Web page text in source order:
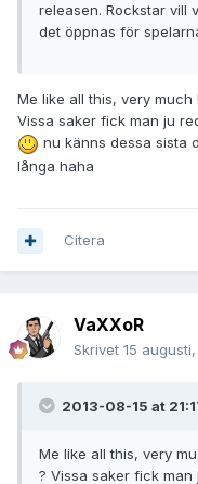
releasen. Rockstar vill
det öppnas för
Me like all this, very
Vissa saker fick man ju
nu känns dessa sista
långa haha
Citera
VaXXoR
Skrivet 15 augusti,
2013-08-15 at
Me like all this, very
? Vissa saker fick